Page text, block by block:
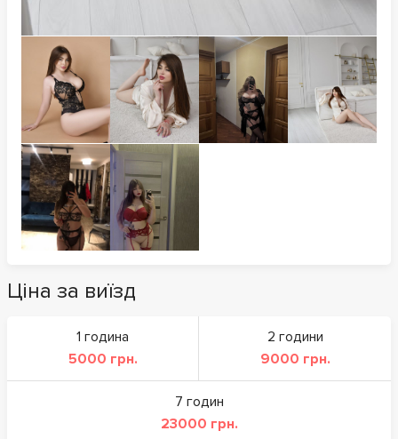
Ціна за виїзд
1 година
5000 грн.
2 години
9000 грн.
7 годин
23000 грн.